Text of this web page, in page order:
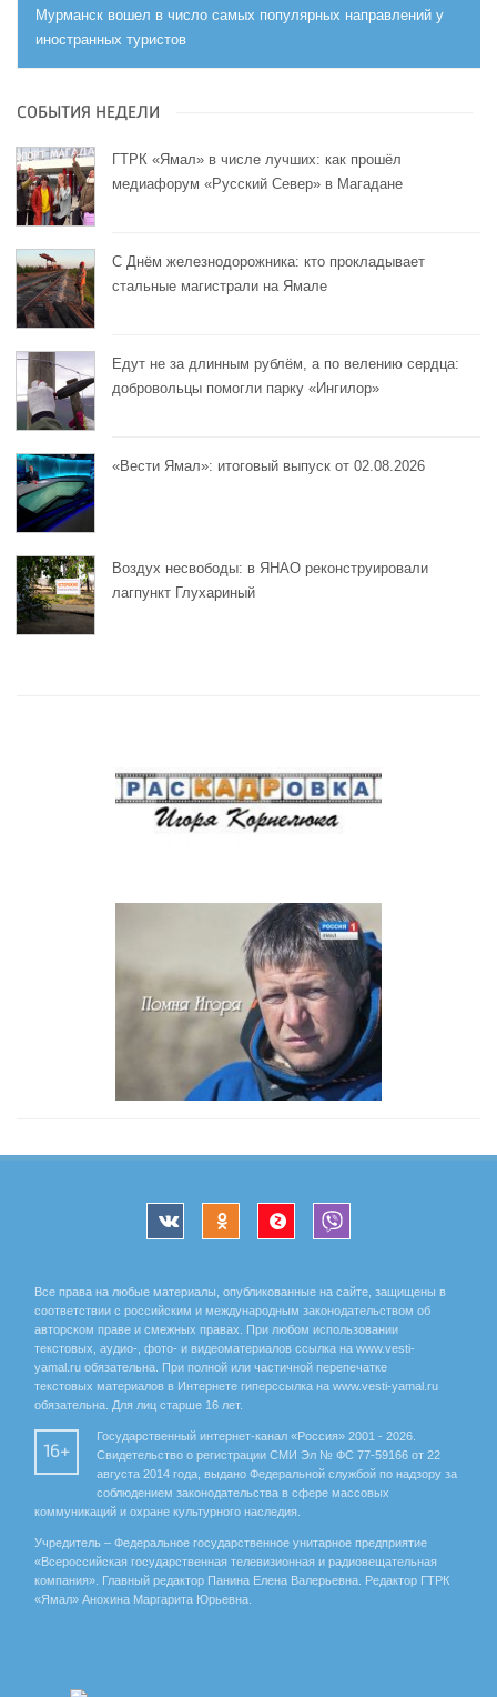
Мурманск вошел в число самых популярных направлений у
иностранных туристов
СОБЫТИЯ НЕДЕЛИ
ГТРК «Ямал» в числе лучших: как прошёл
медиафорум «Русский Север» в Магадане
С Днём железнодорожника: кто прокладывает
стальные магистрали на Ямале
Едут не за длинным рублём, а по велению сердца:
добровольцы помогли парку «Ингилор»
«Вести Ямал»: итоговый выпуск от 02.08.2026
Воздух несвободы: в ЯНАО реконструировали
лагпункт Глухариный
Все права на любые материалы, опубликованные на сайте, защищены в
соответствии с российским и международным законодательством об
авторском праве и смежных правах. При любом использовании
текстовых, аудио-, фото- и видеоматериалов ссылка на www.vesti-
yamal.ru обязательна. При полной или частичной перепечатке
текстовых материалов в Интернете гиперссылка на www.vesti-yamal.ru
обязательна. Для лиц старше 16 лет.
16+
Государственный интернет-канал «Россия» 2001 - 2026.
Свидетельство о регистрации СМИ Эл № ФС 77-59166 от 22
августа 2014 года, выдано Федеральной службой по надзору за
соблюдением законодательства в сфере массовых
коммуникаций и охране культурного наследия.
Учредитель – Федеральное государственное унитарное предприятие
«Всероссийская государственная телевизионная и радиовещательная
компания». Главный редактор Панина Елена Валерьевна. Редактор ГТРК
«Ямал» Анохина Маргарита Юрьевна.